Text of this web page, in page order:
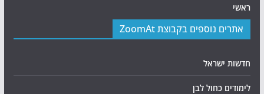
ראשי
אתרים נוספים בקבוצת ZoomAt
חדשות ישראל
לימודים כחול לבן